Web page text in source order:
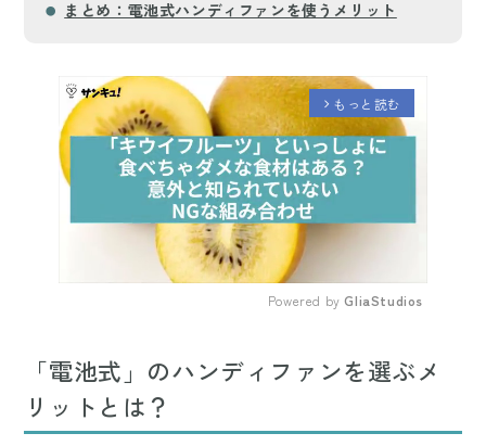
まとめ：電池式ハンディファンを使うメリット
arrow_forward_ios もっと読む
Powered by GliaStudios
「電池式」のハンディファンを選ぶメ
リットとは？